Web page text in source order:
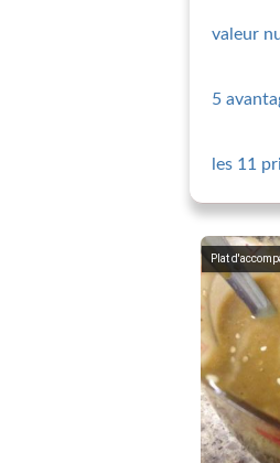
valeur
5
les 11
Plat